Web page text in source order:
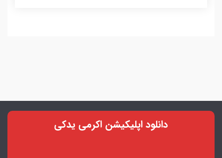
دانلود اپلیکیشن اکرمی یدکی